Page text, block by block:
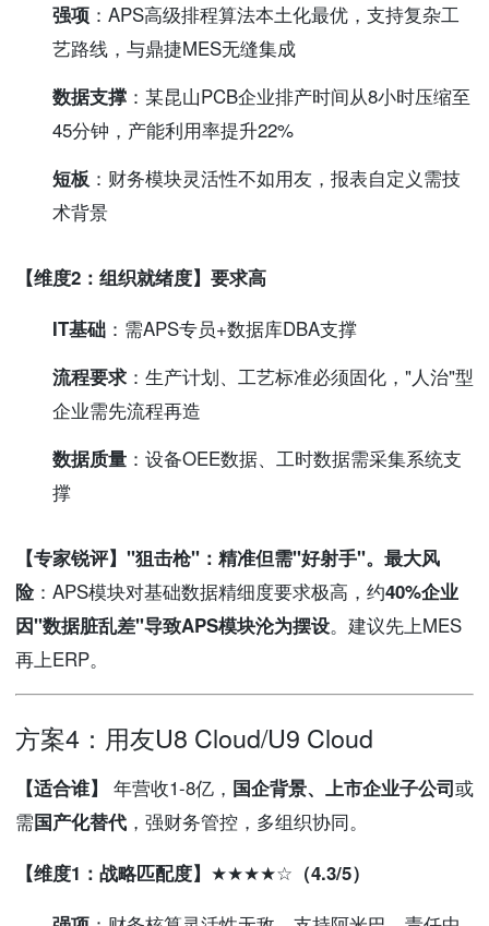
强项：APS高级排程算法本土化最优，支持复杂工
艺路线，与鼎捷MES无缝集成
数据支撑：某昆山PCB企业排产时间从8小时压缩至
45分钟，产能利用率提升22%
短板 ：财务模块灵活性不如用友，报表自定义需技
术背景
【维度2：组织就绪度】要求高
IT基础：需APS专员+数据库DBA支撑
流程要求：生产计划、工艺标准必须固化，"人治"型
企业需先流程再造
数据质量：设备OEE数据、工时数据需采集系统支
撑
【专家锐评】 "狙击枪" ：精准但需"好射手"。 最大风
险：APS模块对基础数据精细度要求极高，约40%企业
因"数据脏乱差"导致APS模块沦为摆设。建议先上MES
再上ERP。
方案4：用友U8 Cloud/U9 Cloud
【适合谁】 年营收1-8亿， 国企背景、上市企业子公司或
需国产化替代 ，强财务管控，多组织协同。
【维度1：战略匹配度】★★★★☆（4.3/5）